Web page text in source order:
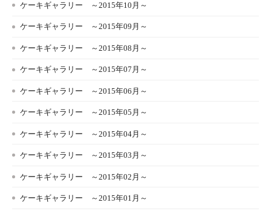
ケーキギャラリー ～2015年10月～
ケーキギャラリー ～2015年09月～
ケーキギャラリー ～2015年08月～
ケーキギャラリー ～2015年07月～
ケーキギャラリー ～2015年06月～
ケーキギャラリー ～2015年05月～
ケーキギャラリー ～2015年04月～
ケーキギャラリー ～2015年03月～
ケーキギャラリー ～2015年02月～
ケーキギャラリー ～2015年01月～